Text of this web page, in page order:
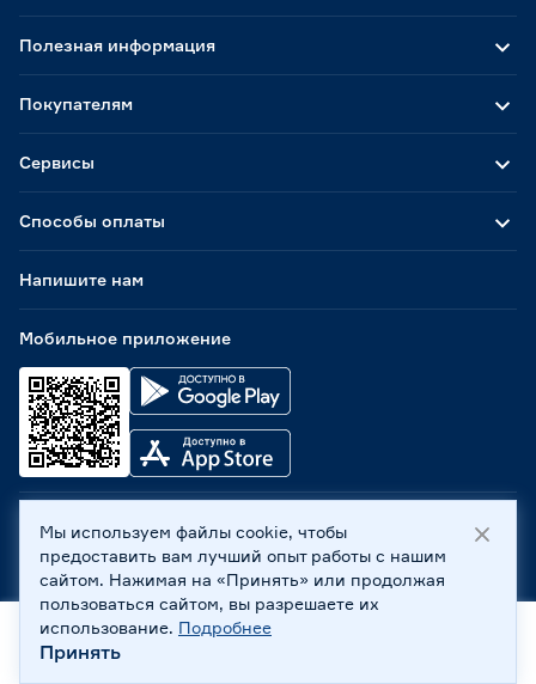
Способы оплаты
Мобильное приложение
Полезная информация
Покупателям
Сервисы
Напишите нам
ООО «Бауцентр Рус» 2004 -2026, 236029, г. Калининград,
ул. А.Невского, 205. ИНН 7702596813, КПП 390601001 ©
Все права защищены
Политика обработки персональных данных
Правовая информация
Охрана труда
Главная
Мы используем файлы cookie, чтобы
предоставить вам лучший опыт работы с нашим
сайтом. Нажимая на «Принять» или продолжая
пользоваться сайтом, вы разрешаете их
использование. Подробнее
Принять